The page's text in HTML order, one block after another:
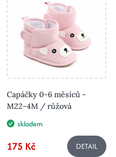
Capáčky 0-6 měsíců -
M22-4M / růžová
skladem
175 Kč DETAIL